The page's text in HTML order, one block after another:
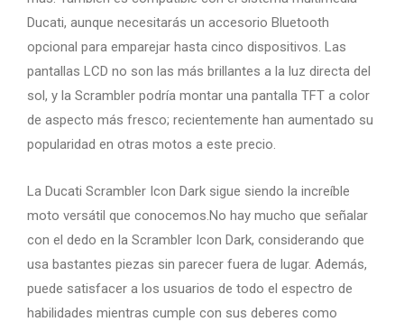
Ducati, aunque necesitarás un accesorio Bluetooth
opcional para emparejar hasta cinco dispositivos. Las
pantallas LCD no son las más brillantes a la luz directa del
sol, y la Scrambler podría montar una pantalla TFT a color
de aspecto más fresco; recientemente han aumentado su
popularidad en otras motos a este precio.
La Ducati Scrambler Icon Dark sigue siendo la increíble
moto versátil que conocemos.No hay mucho que señalar
con el dedo en la Scrambler Icon Dark, considerando que
usa bastantes piezas sin parecer fuera de lugar. Además,
puede satisfacer a los usuarios de todo el espectro de
habilidades mientras cumple con sus deberes como